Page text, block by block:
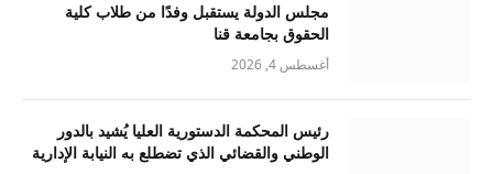
مجلس الدولة يستقبل وفدًا من طلاب كلية
الحقوق بجامعة قنا
أغسطس 4, 2026
رئيس المحكمة الدستورية العليا يُشيد بالدور
الوطني والقضائي الذي تضطلع به النيابة الإدارية